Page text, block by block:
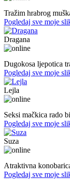
Tražim hrabrog
Pogledaj sve moje
Dragana
Dugokosa ljepotica
Pogledaj sve moje
Lejla
Seksi mačkica rado
Pogledaj sve moje
Suza
Atraktivna
Pogledaj sve moje